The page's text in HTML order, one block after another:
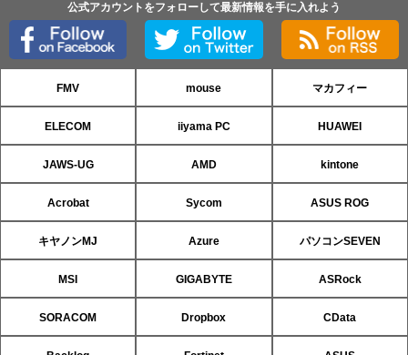
公式アカウントをフォローして最新情報を手に入れよう
FMV mouse マカフィー
ELECOM iiyama PC HUAWEI
JAWS-UG AMD kintone
Acrobat Sycom ASUS ROG
キヤノンMJ Azure パソコンSEVEN
MSI GIGABYTE ASRock
SORACOM Dropbox CData